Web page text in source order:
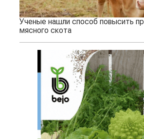
Ученые нашли способ повысить
мясного скота